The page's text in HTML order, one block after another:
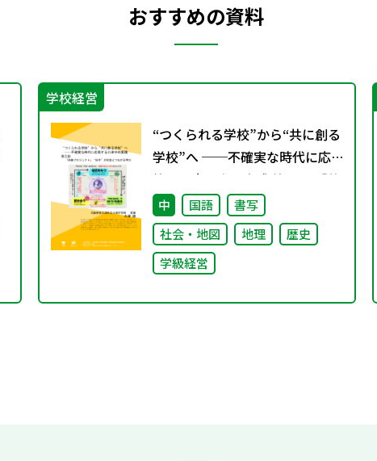
おすすめの資料
学校経営
“つくられる学校”から“共に創る
学校”へ ──不確実な時代に応
答する小津中の実践 第三回 「共
創プロジェクト」“好き”が社会
とつながる学び
中 国語
書写
社会・地図
地理
歴史
学級経営